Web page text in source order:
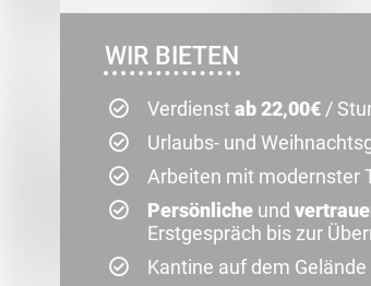
WIR BIETEN
Verdienst ab 22,00€ /
Urlaubs- und
Arbeiten mit modernster
Persönliche und
Erstgespräch bis zur
Kantine auf dem